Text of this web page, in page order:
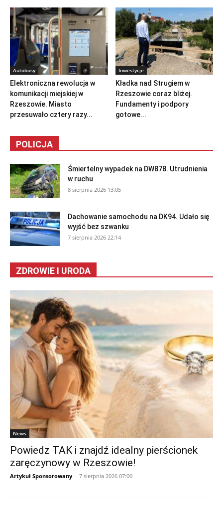
Autobusy
Elektroniczna rewolucja w
komunikacji miejskiej w
Rzeszowie. Miasto
przesuwało cztery razy...
Inwestycje
Kładka nad Strugiem w
Rzeszowie coraz bliżej.
Fundamenty i podpory
gotowe...
POLICJA
Śmiertelny wypadek na DW878. Utrudnienia
w ruchu
8 sierpnia 2026 13:05
Dachowanie samochodu na DK94. Udało się
wyjść bez szwanku
7 sierpnia 2026 22:14
ZDROWIE I URODA
News
Powiedz TAK i znajdź idealny pierścionek
zaręczynowy w Rzeszowie!
Artykuł Sponsorowany - 7 sierpnia 2026 07:00